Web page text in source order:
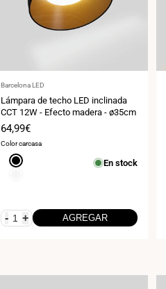
Proveedor:
Barcelona LED
Lámpara de techo LED inclinada
CCT 12W - Efecto madera - ø35cm
Precio
de
venta
64,99€
Color carcasa
Negro
En stock
- + AGREGAR